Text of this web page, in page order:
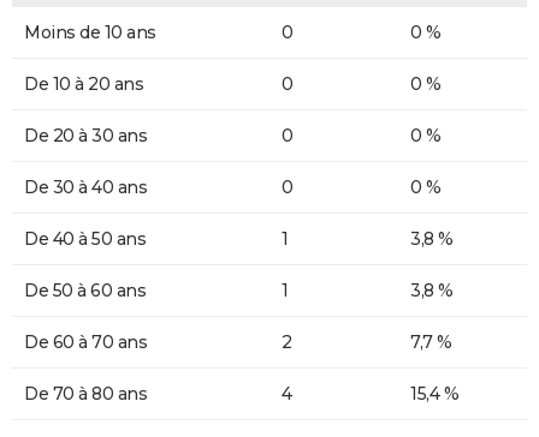
Moins de 10 ans 0 0 %
De 10 à 20 ans 0 0 %
De 20 à 30 ans 0 0 %
De 30 à 40 ans 0 0 %
De 40 à 50 ans 1 3,8 %
De 50 à 60 ans 1 3,8 %
De 60 à 70 ans 2 7,7 %
De 70 à 80 ans 4 15,4 %